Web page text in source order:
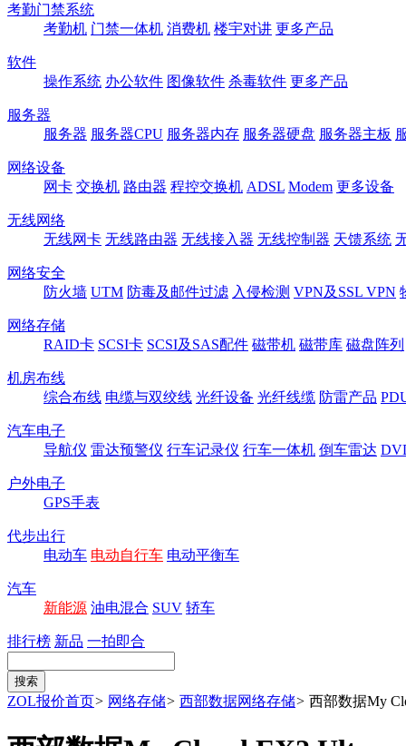
考勤门禁系统
考勤机 门禁一体机 消费机 楼宇对讲 更多产品
软件
操作系统 办公软件 图像软件 杀毒软件 更多产品
服务器
服务器 服务器CPU 服务器内存 服务器硬盘 服务器主板
网络设备
网卡 交换机 路由器 程控交换机 ADSL Modem 更多设备
无线网络
无线网卡 无线路由器 无线接入器 无线控制器 天馈系统
网络安全
防火墙 UTM 防毒及邮件过滤 入侵检测 VPN及SSL VPN
网络存储
RAID卡 SCSI卡 SCSI及SAS配件 磁带机 磁带库 磁盘阵列
机房布线
综合布线 电缆与双绞线 光纤设备 光纤线缆 防雷产品
汽车电子
导航仪 雷达预警仪 行车记录仪 行车一体机 倒车雷达
户外电子
GPS手表
代步出行
电动车 电动自行车 电动平衡车
汽车
新能源 油电混合 SUV 轿车
排行榜 新品 一拍即合
ZOL报价首页> 网络存储> 西部数据网络存储> 西部数据My